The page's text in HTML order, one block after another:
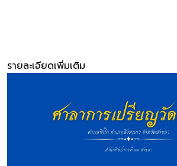
รายละเอียดเพิ่มเติม